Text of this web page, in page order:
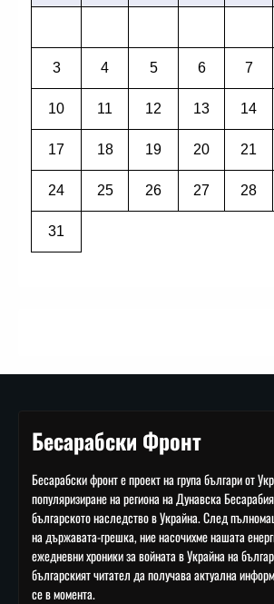
3 4 5 6 7
10 11 12 13 14
17 18 19 20 21
24 25 26 27 28
31
Бесарабски Фронт
Бесарабски фронт е проект на група българи от
популяризиране на региона на Дунавска
българското наследство в Украйна. След
на държавата-грешка, ние насочихме нашата
ежедневни хроники за войната в Украйна на
българският читател да получава актуална
се в момента.